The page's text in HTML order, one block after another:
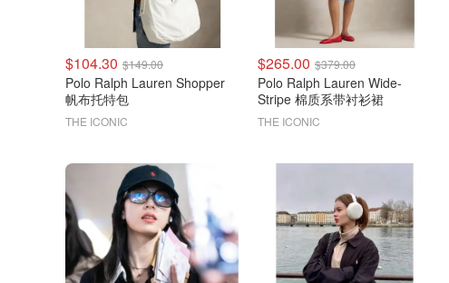
$104.30 $149.00
Polo Ralph Lauren Shopper
帆布托特包
THE ICONIC
$265.00 $379.00
Polo Ralph Lauren Wide-
Stripe 棉质系带衬衫裙
THE ICONIC